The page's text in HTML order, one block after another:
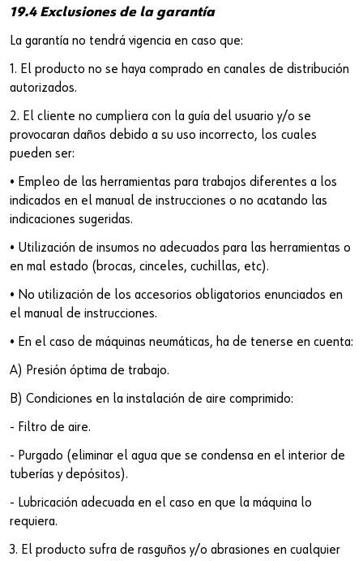
19.4 Exclusiones de la garantía
La garantía no tendrá vigencia en caso que:
1. El producto no se haya comprado en canales de distribución
autorizados.
2. El cliente no cumpliera con la guía del usuario y/o se
provocaran daños debido a su uso incorrecto, los cuales
pueden ser:
• Empleo de las herramientas para trabajos diferentes a los
indicados en el manual de instrucciones o no acatando las
indicaciones sugeridas.
• Utilización de insumos no adecuados para las herramientas o
en mal estado (brocas, cinceles, cuchillas, etc).
• No utilización de los accesorios obligatorios enunciados en
el manual de instrucciones.
• En el caso de máquinas neumáticas, ha de tenerse en cuenta:
A) Presión óptima de trabajo.
B) Condiciones en la instalación de aire comprimido:
- Filtro de aire.
- Purgado (eliminar el agua que se condensa en el interior de
tuberías y depósitos).
- Lubricación adecuada en el caso en que la máquina lo
requiera.
3. El producto sufra de rasguños y/o abrasiones en cualquier